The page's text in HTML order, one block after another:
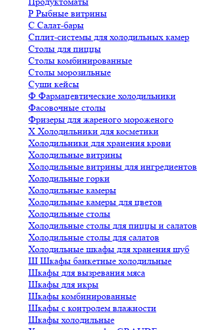
Р Рыбные витрины
С Салат-бары
Сплит-системы для холодильных камер
Столы для пиццы
Столы комбинированные
Столы морозильные
Суши кейсы
Ф Фармацевтические холодильники
Фасовочные столы
Фризеры для жареного мороженого
Х Холодильники для косметики
Холодильники для хранения крови
Холодильные витрины
Холодильные витрины для ингредиентов
Холодильные горки
Холодильные камеры
Холодильные камеры для цветов
Холодильные столы
Холодильные столы для пиццы и салатов
Холодильные столы для салатов
Холодильные шкафы для хранения шуб
Ш Шкафы банкетные холодильные
Шкафы для вызревания мяса
Шкафы для икры
Шкафы комбинированные
Шкафы с контролем влажности
Шкафы холодильные